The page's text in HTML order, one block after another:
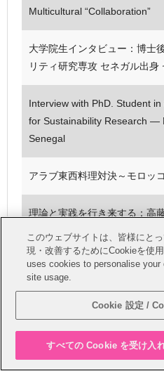
Multicultural “Collaboration”
大学院生インタビュー：博士
リティ研究専攻 セネガル出身
Interview with PhD. Student
for Sustainability Research —
Senegal
アラブ東西料理対決～モロッ
理論と実践を行き来する：高
日本語学/日本語教育研究）イ
「難民」はアイデンティティ
シリア出身 ジアド・アルアフ
“Refugee” is NOT an
Candidate from the Doctoral
Ziad Alahmad from Syria
このウェブサイトは、皆様にと
現・改善するためにCookieを使
uses cookies to personalise your
site usage.
Cookie 設定 /
すべての Cookie を受け入